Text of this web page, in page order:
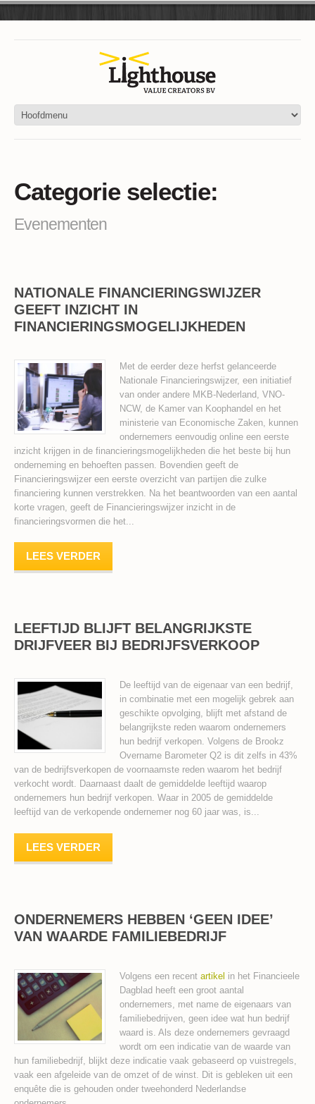
Categorie selectie:
Evenementen
NATIONALE FINANCIERINGSWIJZER
GEEFT INZICHT IN
FINANCIERINGSMOGELIJKHEDEN
Met de eerder deze herfst gelanceerde
Nationale Financieringswijzer, een initiatief
van onder andere MKB-Nederland, VNO-
NCW, de Kamer van Koophandel en het
ministerie van Economische Zaken, kunnen
ondernemers eenvoudig online een eerste
inzicht krijgen in de financieringsmogelijkheden die het beste bij hun
onderneming en behoeften passen. Bovendien geeft de
Financieringswijzer een eerste overzicht van partijen die zulke
financiering kunnen verstrekken. Na het beantwoorden van een aantal
korte vragen, geeft de Financieringswijzer inzicht in de
financieringsvormen die het...
LEES VERDER
LEEFTIJD BLIJFT BELANGRIJKSTE
DRIJFVEER BIJ BEDRIJFSVERKOOP
De leeftijd van de eigenaar van een bedrijf,
in combinatie met een mogelijk gebrek aan
geschikte opvolging, blijft met afstand de
belangrijkste reden waarom ondernemers
hun bedrijf verkopen. Volgens de Brookz
Overname Barometer Q2 is dit zelfs in 43%
van de bedrijfsverkopen de voornaamste reden waarom het bedrijf
verkocht wordt. Daarnaast daalt de gemiddelde leeftijd waarop
ondernemers hun bedrijf verkopen. Waar in 2005 de gemiddelde
leeftijd van de verkopende ondernemer nog 60 jaar was, is...
LEES VERDER
ONDERNEMERS HEBBEN ‘GEEN IDEE’
VAN WAARDE FAMILIEBEDRIJF
Volgens een recent artikel in het Financieele
Dagblad heeft een groot aantal
ondernemers, met name de eigenaars van
familiebedrijven, geen idee wat hun bedrijf
waard is. Als deze ondernemers gevraagd
wordt om een indicatie van de waarde van
hun familiebedrijf, blijkt deze indicatie vaak gebaseerd op vuistregels,
vaak een afgeleide van de omzet of de winst. Dit is gebleken uit een
enquête die is gehouden onder tweehonderd Nederlandse